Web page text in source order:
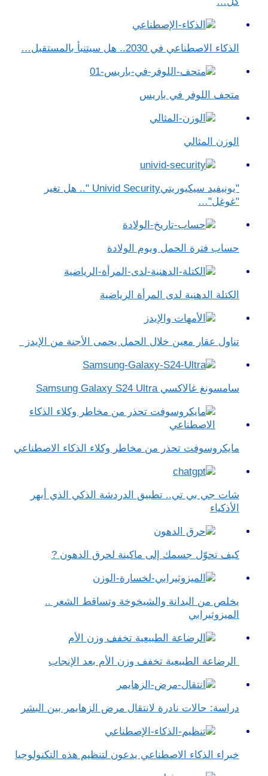
الذكاء الاصطناعي في 2030.. هل سيتنبأ بالمستقبل…
متحف اللوفر في باريس
الوزن المثالي
"يونيفيد سيكيوريتيUnivid Security ".. هل تغير
"غوغل"…
حساب فترة الحمل ويوم الولادة
الكتلة الدهنية لدى المرأة الرياضية
تناول عقار معين خلال الحمل يحمى الأجنة من الإيدز
سامسونغ غالاكسي Samsung Galaxy S24 Ultra
مايكروسوفت تحذر من مخاطر وكلاء الذكاء الاصطناعي
شات جي بي تي.. تطبيق الدردشة الذكي الذي أبهر
الأذكياء
كيف تحوّل جسمك إلى ماكينة لحرق الدهون ?
يخلص من البدانة والشيخوخة وتساقط الشعر ..
الميزوثيرابي
الرضاعة الطبيعية تخفف وزن الأم بعد الإنجاب
دراسة: حالات نادرة لانتقال مرض الزهايمر بين البشر
خبراء الذكاء الاصطناعي يدعون لتنظيم هذه التكنولوجيا